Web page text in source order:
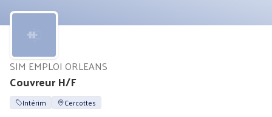
Couvreur H/F
SIM EMPLOI ORLEANS
Intérim
Cercottes